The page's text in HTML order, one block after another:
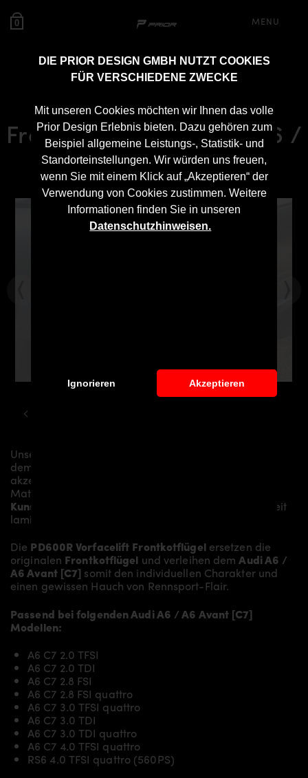
DIE PRIOR DESIGN GMBH NUTZT COOKIES
FÜR VERSCHIEDENE ZWECKE
Mit unseren Cookies möchten wir Ihnen das volle
Prior Design Erlebnis bieten. Dazu gehören zum
Beispiel allgemeine Leistungs-, Statistik- und
Standorteinstellungen. Wir würden uns freuen,
wenn Sie mit einem Klick auf „Akzeptieren“ der
Verwendung von Cookies zustimmen. Weitere
Informationen finden Sie in unseren
Datenschutzhinweisen.
Ignorieren Akzeptieren
0 MENU
PD600R Vorfacelift
Frontkotflügel für Audi A6 /
A6 Avant [C7]
Unsere
dem
akzentuieren die sportliche Linie des Fahrzeugs. Das
Material besteht aus einem
Kunststoffverbund
und wird aufwändig in Handarbeit
laminiert und anschließend bearbeitet.
Die PD600R Vorfacelift Frontkotflügel ersetzen die
originalen Frontkotflügel und verleihen demAudi A6 /
A6 Avant [C7] somit den individuellen Charakter und
einen gewissen Hauch von Rennsport-Flair.
Passend bei folgenden Audi A6 / A6 Avant [C7]
Modellen:
A6 C7 2.0 TFSI
A6 C7 2.0 TDI
A6 C7 2.8 FSI
A6 C7 2.8 FSI quattro
A6 C7 3.0 TFSI quattro
A6 C7 3.0 TDI
A6 C7 3.0 TDI quattro
A6 C7 4.0 TFSI quattro
RS6 4.0 TFSI quattro (560PS)